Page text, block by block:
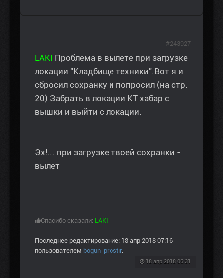
LAKI Проблема в вылете при загрузке
локации "Кладбище техники".Вот я и
сбросил сохранку и попросил (на стр.
20) Забрать в локации КТ хабар с
вышки и выйти с локации.
Эх!... при загрузке твоей сохранки -
вылет
Спасибо сказали: LAKI
Последнее редактирование: 18 апр 2018 07:16
пользователем bogun-prostir.
18 апр 2018 06:31
#243927